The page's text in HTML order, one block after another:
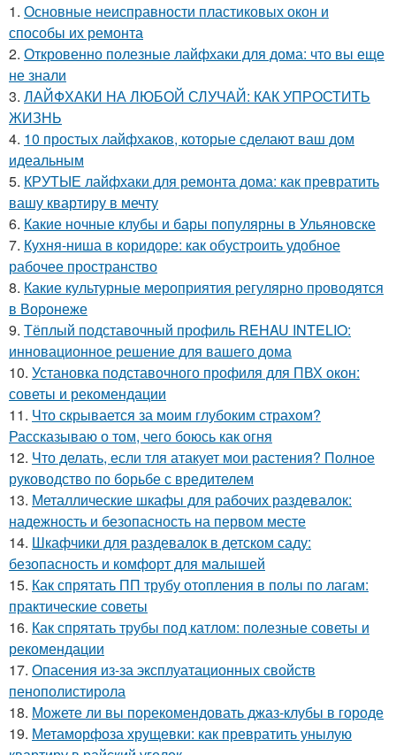
1. Основные неисправности пластиковых окон и
способы их ремонта
2. Откровенно полезные лайфхаки для дома: что вы еще
не знали
3. ЛАЙФХАКИ НА ЛЮБОЙ СЛУЧАЙ: КАК УПРОСТИТЬ
ЖИЗНЬ
4. 10 простых лайфхаков, которые сделают ваш дом
идеальным
5. КРУТЫЕ лайфхаки для ремонта дома: как превратить
вашу квартиру в мечту
6. Какие ночные клубы и бары популярны в Ульяновске
7. Кухня-ниша в коридоре: как обустроить удобное
рабочее пространство
8. Какие культурные мероприятия регулярно проводятся
в Воронеже
9. Тёплый подставочный профиль REHAU INTELIO:
инновационное решение для вашего дома
10. Установка подставочного профиля для ПВХ окон:
советы и рекомендации
11. Что скрывается за моим глубоким страхом?
Рассказываю о том, чего боюсь как огня
12. Что делать, если тля атакует мои растения? Полное
руководство по борьбе с вредителем
13. Металлические шкафы для рабочих раздевалок:
надежность и безопасность на первом месте
14. Шкафчики для раздевалок в детском саду:
безопасность и комфорт для малышей
15. Как спрятать ПП трубу отопления в полы по лагам:
практические советы
16. Как спрятать трубы под катлом: полезные советы и
рекомендации
17. Опасения из-за эксплуатационных свойств
пенополистирола
18. Можете ли вы порекомендовать джаз-клубы в городе
19. Метаморфоза хрущевки: как превратить унылую